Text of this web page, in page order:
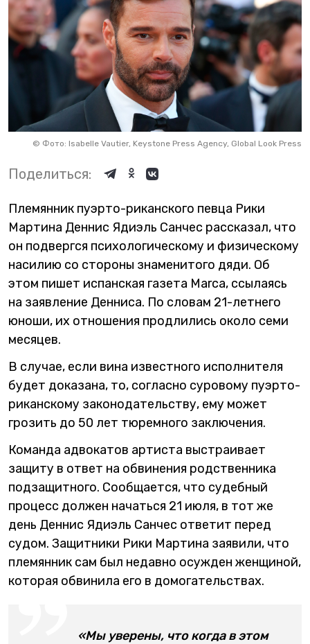
© Фото: Isabelle Vautier, Keystone Press Agency, Global Look Press
Поделиться:
Племянник пуэрто-риканского певца Рики
Мартина Деннис Ядиэль Санчес рассказал, что
он подвергся психологическому и физическому
насилию со стороны знаменитого дяди. Об
этом пишет испанская газета Marca, ссылаясь
на заявление Денниса. По словам 21-летнего
юноши, их отношения продлились около семи
месяцев.
В случае, если вина известного исполнителя
будет доказана, то, согласно суровому пуэрто-
риканскому законодательству, ему может
грозить до 50 лет тюремного заключения.
Команда адвокатов артиста выстраивает
защиту в ответ на обвинения родственника
подзащитного. Сообщается, что судебный
процесс должен начаться 21 июля, в тот же
день Деннис Ядиэль Санчес ответит перед
судом. Защитники Рики Мартина заявили, что
племянник сам был недавно осужден женщиной,
которая обвинила его в домогательствах.
«Мы уверены, что когда в этом